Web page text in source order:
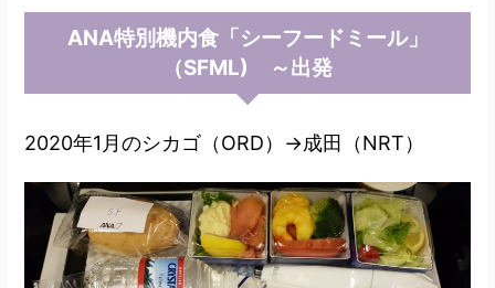
ANA特別機内食「シーフードミール」
（SFML) ～出発
2020年1月のシカゴ（ORD）→成田（NRT）